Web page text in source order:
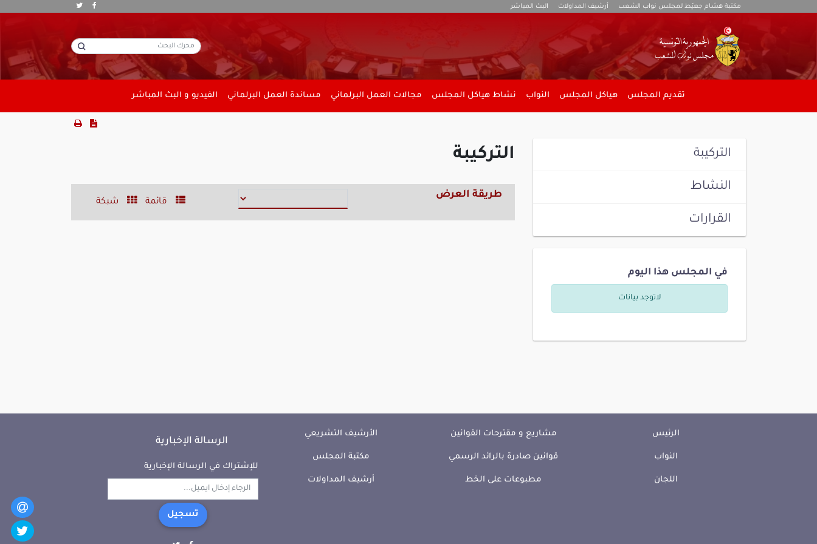
مكتبة هشام جعيّط لمجلس نواب الشعب أرشيف المداولات البث المباشر
تقديم المجلس هياكل المجلس النواب نشاط هياكل المجلس مجالات العمل البرلماني مساندة العمل البرلماني الفيديو و البث المباشر
التركيبة
النشاط
القرارات
في المجلس هذا اليوم
لاتوجد بيانات
التركيبة
طريقة العرض
قائمة شبكة
الرئيس
النواب
اللجان
مشاريع و مقترحات القوانين
قوانين صادرة بالرائد الرسمي
مطبوعات على الخط
الأرشيف التشريعي
مكتبة المجلس
أرشيف المداولات
الرسالة الإخبارية
للإشتراك في الرسالة الإخبارية
تسجيل